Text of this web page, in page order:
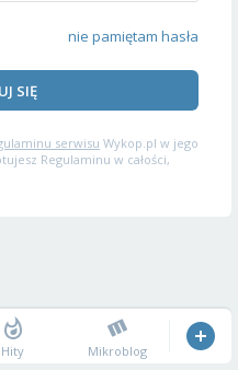
nie pamiętam hasła
SIĘ
serwisu Wykop.pl w jego
Regulaminu w całości,
Hity Mikroblog